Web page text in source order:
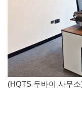
(HQTS 두바이 사무소